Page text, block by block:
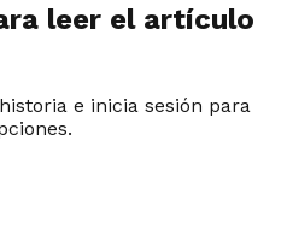
leer el artículo
e inicia sesión para